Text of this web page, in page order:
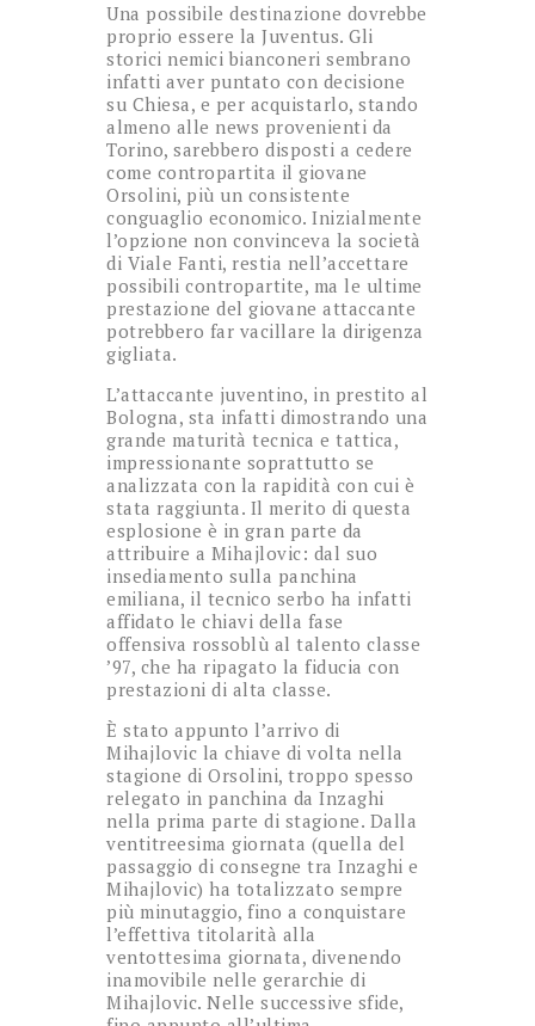
Una possibile destinazione dovrebbe
proprio essere la Juventus. Gli
storici nemici bianconeri sembrano
infatti aver puntato con decisione
su Chiesa, e per acquistarlo, stando
almeno alle news provenienti da
Torino, sarebbero disposti a cedere
come contropartita il giovane
Orsolini, più un consistente
conguaglio economico. Inizialmente
l’opzione non convinceva la società
di Viale Fanti, restia nell’accettare
possibili contropartite, ma le ultime
prestazione del giovane attaccante
potrebbero far vacillare la dirigenza
gigliata.
L’attaccante juventino, in prestito al
Bologna, sta infatti dimostrando una
grande maturità tecnica e tattica,
impressionante soprattutto se
analizzata con la rapidità con cui è
stata raggiunta. Il merito di questa
esplosione è in gran parte da
attribuire a Mihajlovic: dal suo
insediamento sulla panchina
emiliana, il tecnico serbo ha infatti
affidato le chiavi della fase
offensiva rossoblù al talento classe
’97, che ha ripagato la fiducia con
prestazioni di alta classe.
È stato appunto l’arrivo di
Mihajlovic la chiave di volta nella
stagione di Orsolini, troppo spesso
relegato in panchina da Inzaghi
nella prima parte di stagione. Dalla
ventitreesima giornata (quella del
passaggio di consegne tra Inzaghi e
Mihajlovic) ha totalizzato sempre
più minutaggio, fino a conquistare
l’effettiva titolarità alla
ventottesima giornata, divenendo
inamovibile nelle gerarchie di
Mihajlovic. Nelle successive sfide,